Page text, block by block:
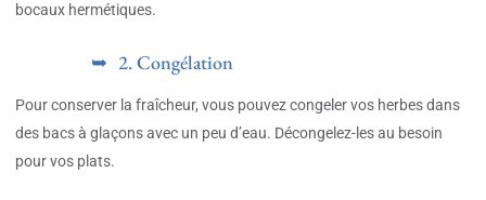
bocaux hermétiques.
2. Congélation
Pour conserver la fraîcheur, vous pouvez congeler vos herbes dans
des bacs à glaçons avec un peu d’eau. Décongelez-les au besoin
pour vos plats.